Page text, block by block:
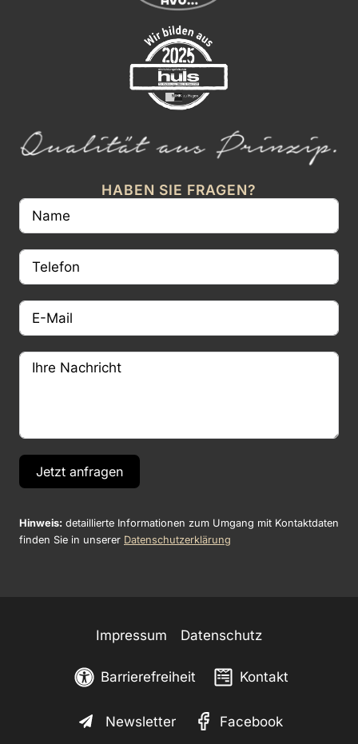
HABEN SIE FRAGEN?
Jetzt anfragen
Hinweis: detaillierte Informationen zum Umgang mit Kontaktdaten
finden Sie in unserer Datenschutzerklärung
Impressum Datenschutz
Barrierefreiheit Kontakt
Newsletter Facebook